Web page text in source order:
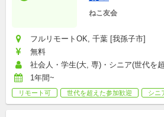
ねこ友会
フルリモートOK, 千葉 [我孫子市]
無料
社会人・学生(大, 専)・シニア(世代を
1年間~
リモート可 世代を超えた参加歓迎 シニ